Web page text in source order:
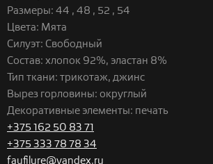
Размеры: 44 , 48 , 52 , 54
Цвета: Мята
Силуэт: Свободный
Состав: хлопок 92%, эластан 8%
Тип ткани: трикотаж, джинс
Вырез горловины: округлый
Декоративные элементы: печать
+375 162 50 83 71
+375 333 78 78 34
faufilure@yandex.ru